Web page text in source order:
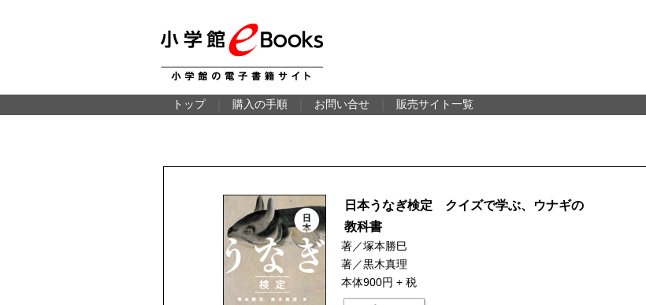
トップ 購入の手順 お問い合せ 販売サイト一覧
日本うなぎ検定 クイズで学ぶ、ウナギの
教科書
著／塚本勝巳
著／黒木真理
本体900円 + 税